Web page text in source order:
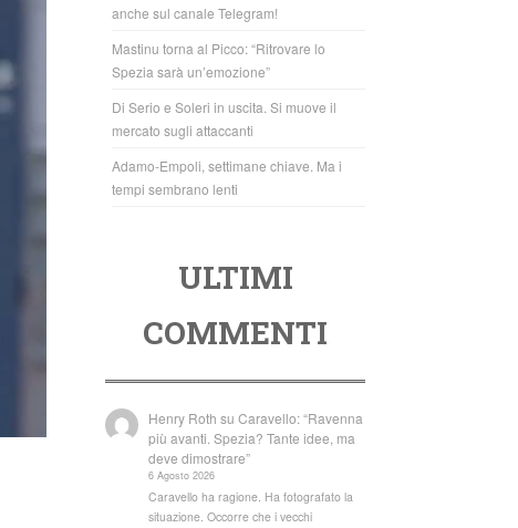
anche sul canale Telegram!
Mastinu torna al Picco: “Ritrovare lo
Spezia sarà un’emozione”
Di Serio e Soleri in uscita. Si muove il
mercato sugli attaccanti
Adamo-Empoli, settimane chiave. Ma i
tempi sembrano lenti
ULTIMI
COMMENTI
Henry Roth suCaravello: “Ravenna
più avanti. Spezia? Tante idee, ma
deve dimostrare”
6 Agosto 2026
Caravello ha ragione. Ha fotografato la
situazione. Occorre che i vecchi